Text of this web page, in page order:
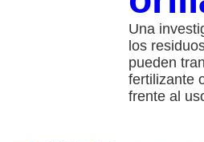
Una
los
pueden
fertilizante
frente al